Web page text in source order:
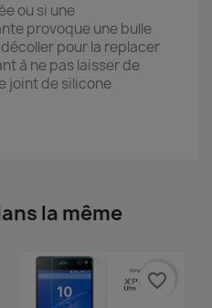
ou si une
provoque une bulle
pour la replacer
à ne pas laisser de
joint de silicone
la même
favorite_border